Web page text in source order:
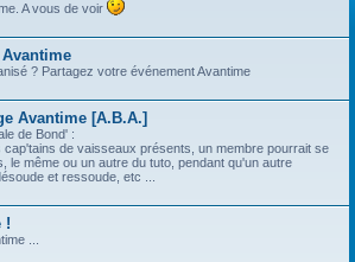
A vous de voir
? Partagez votre événement Avantime
Avantime [A.B.A.]
de Bond' :
cap'tains de vaisseaux présents, un membre pourrait se
le même ou un autre du tuto, pendant qu'un autre
et ressoude, etc ...
!
...